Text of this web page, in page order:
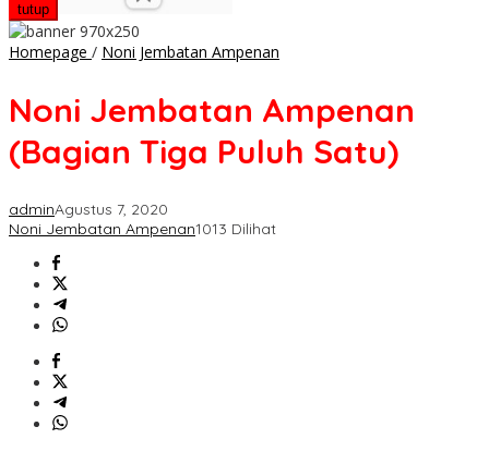
tutup
Homepage / Noni Jembatan Ampenan
(Bagian
Puluh
Noni Jembatan Ampenan
(Bagian Tiga Puluh Satu)
adminAgustus 7, 2020
Noni Jembatan Ampenan1013 Dilihat